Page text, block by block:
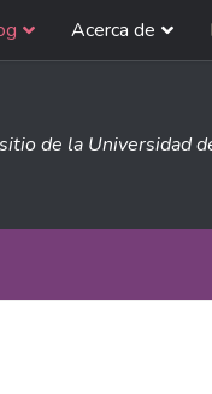
Acerca de
de la Universidad